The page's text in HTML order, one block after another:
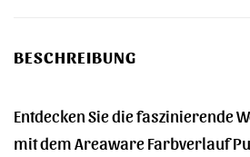
BESCHREIBUNG
Entdecken Sie die faszinierende
mit dem Areaware Farbverlauf